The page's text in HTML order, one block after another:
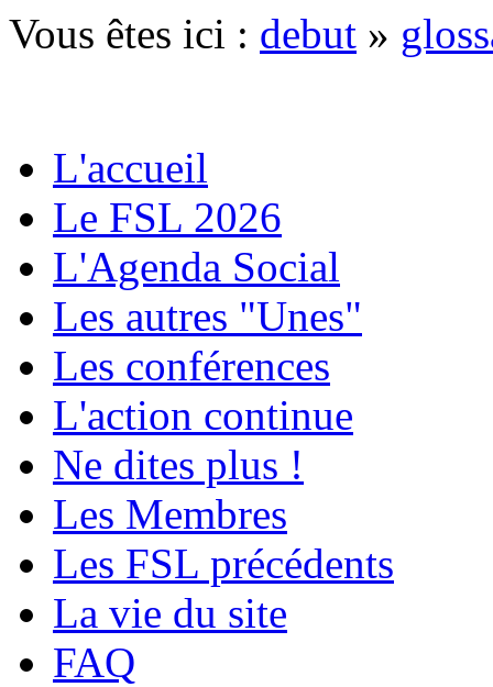
Vous êtes ici : debut »
L'accueil
Le FSL 2026
L'Agenda Social
Les autres "Unes"
Les conférences
L'action continue
Ne dites plus !
Les Membres
Les FSL précédents
La vie du site
FAQ